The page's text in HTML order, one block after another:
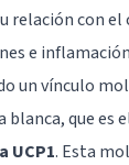
relación con el
e
un vínculo
que es
UCP1. Esta